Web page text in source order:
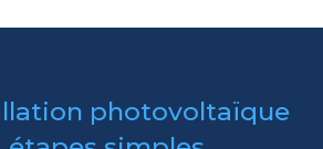
photovoltaïque